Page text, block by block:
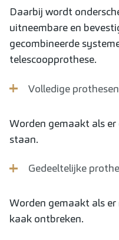
Daarbij wordt
uitneembare en
gecombineerde
telescoopprothese.
Volledige prothesen
Worden gemaakt als
staan.
Gedeeltelijke
Worden gemaakt als
kaak ontbreken.